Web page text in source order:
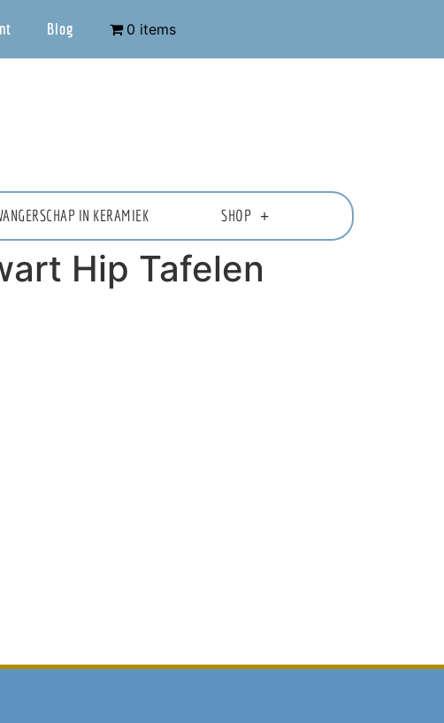
Blog 0 items
IN KERAMIEK SHOP
Hip Tafelen